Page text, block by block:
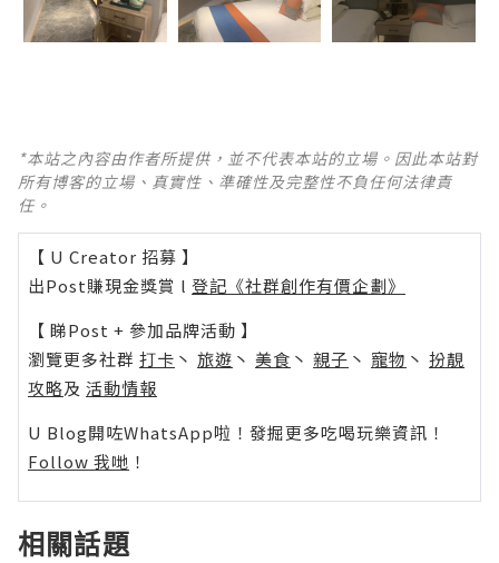
*本站之內容由作者所提供，並不代表本站的立場。因此本站對
所有博客的立場、真實性、準確性及完整性不負任何法律責
任。
【 U Creator 招募 】
出Post賺現金獎賞 l 登記《社群創作有價企劃》
【 睇Post + 參加品牌活動 】
瀏覽更多社群 打卡 丶 旅遊 丶 美食 丶 親子 丶 寵物 丶 扮靚
攻略及 活動情報
U Blog開咗WhatsApp啦！發掘更多吃喝玩樂資訊！
Follow 我哋 ！
相關話題